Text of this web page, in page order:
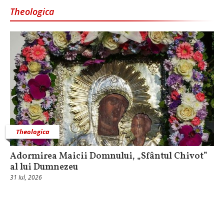
Theologica
Theologica
Adormirea Maicii Domnului, „Sfântul Chivot”
al lui Dumnezeu
31 Iul, 2026